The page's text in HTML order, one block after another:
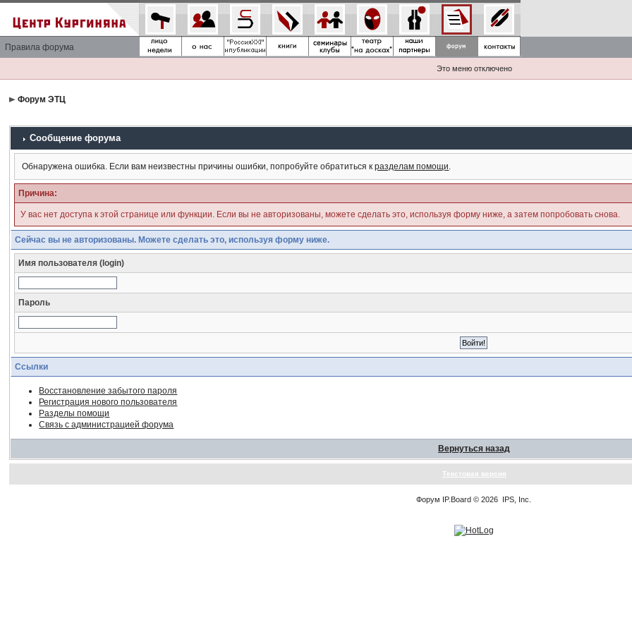
Правила форума
Это меню отключено
Форум ЭТЦ
Сообщение форума
Обнаружена ошибка. Если вам неизвестны причины ошибки, попробуйте обратиться кразделам помощи.
Причина:
У вас нет доступа к этой странице или функции. Если вы не авторизованы, можете сделать это, используя форму ниже, а затем попробовать снова.
Сейчас вы не авторизованы. Можете сделать это, используя форму ниже.
Имя пользователя (login)
Пароль
Ссылки
Восстановление забытого пароля
Регистрация нового пользователя
Разделы помощи
Связь с администрацией форума
Вернуться назад
Текстовая версия
Форум IP.Board © 2026 IPS, Inc